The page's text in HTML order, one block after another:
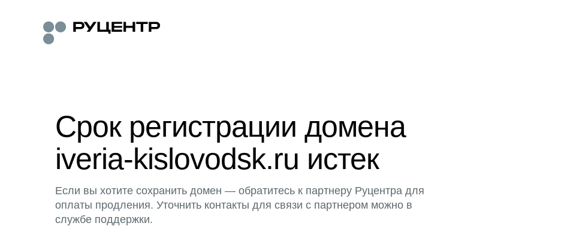
Срок регистрации домена
iveria-kislovodsk.ru истек
Если вы хотите сохранить домен — обратитесь к партнеру Руцентра для
оплаты продления. Уточнить контакты для связи с партнером можно в
службе поддержки.